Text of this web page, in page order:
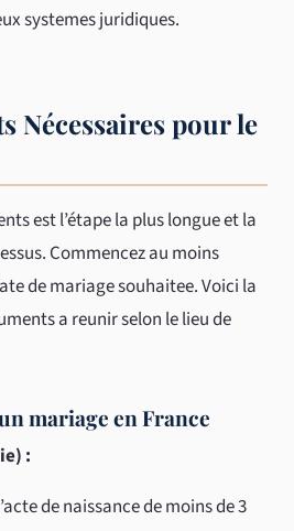
systemes juridiques.
Nécessaires pour le
est l’étape la plus longue et la
Commencez au moins
de mariage souhaitee. Voici la
a reunir selon le lieu de
mariage en France
:
de naissance de moins de 3